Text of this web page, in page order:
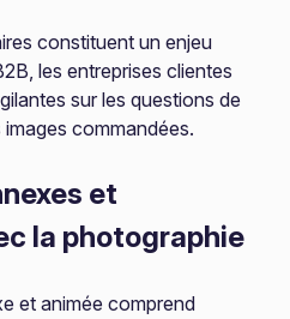
constituent un enjeu
les entreprises clientes
sur les questions de
images commandées.
et
la photographie
et animée comprend